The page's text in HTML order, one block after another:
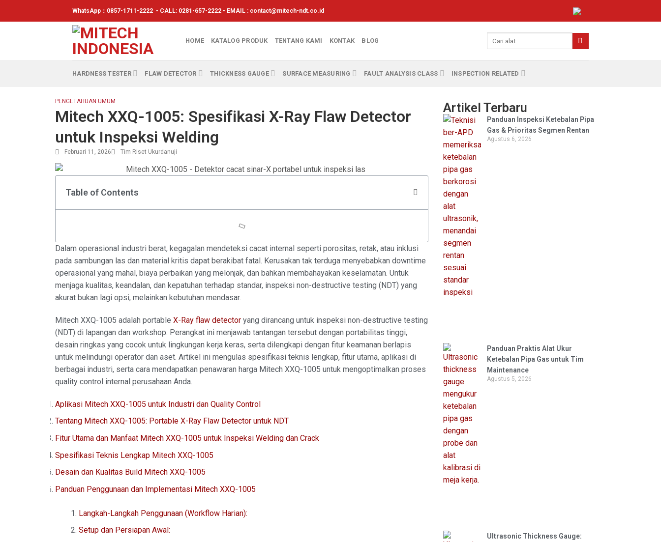
WhatsApp： 0857-1711-2222 • CALL: 0281-657-2222 • EMAIL : contact@mitech-ndt.co.id
HOME KATALOG PRODUK TENTANG KAMI KONTAK BLOG
HARDNESS TESTER FLAW DETECTOR THICKNESS GAUGE SURFACE MEASURING FAULT ANALYSIS CLASS INSPECTION RELATED
PENGETAHUAN UMUM
Mitech XXQ-1005: Spesifikasi X-Ray Flaw Detector
untuk Inspeksi Welding
Februari 11, 2026 Tim Riset Ukurdanuji
Table of Contents
Dalam operasional industri berat, kegagalan mendeteksi cacat internal seperti porositas, retak, atau inklusi
pada sambungan las dan material kritis dapat berakibat fatal. Kerusakan tak terduga menyebabkan downtime
operasional yang mahal, biaya perbaikan yang melonjak, dan bahkan membahayakan keselamatan. Untuk
menjaga kualitas, keandalan, dan kepatuhan terhadap standar, inspeksi non-destructive testing (NDT) yang
akurat bukan lagi opsi, melainkan kebutuhan mendasar.
Mitech XXQ-1005 adalah portable X-Ray flaw detector yang dirancang untuk inspeksi non-destructive testing
(NDT) di lapangan dan workshop. Perangkat ini menjawab tantangan tersebut dengan portabilitas tinggi,
desain ringkas yang cocok untuk lingkungan kerja keras, serta dilengkapi dengan fitur keamanan berlapis
untuk melindungi operator dan aset. Artikel ini mengulas spesifikasi teknis lengkap, fitur utama, aplikasi di
berbagai industri, serta cara mendapatkan penawaran harga Mitech XXQ-1005 untuk mengoptimalkan proses
quality control internal perusahaan Anda.
Aplikasi Mitech XXQ-1005 untuk Industri dan Quality Control
Tentang Mitech XXQ-1005: Portable X-Ray Flaw Detector untuk NDT
Fitur Utama dan Manfaat Mitech XXQ-1005 untuk Inspeksi Welding dan Crack
Spesifikasi Teknis Lengkap Mitech XXQ-1005
Desain dan Kualitas Build Mitech XXQ-1005
Panduan Penggunaan dan Implementasi Mitech XXQ-1005
Langkah-Langkah Penggunaan (Workflow Harian):
Setup dan Persiapan Awal:
Artikel Terbaru
Panduan Inspeksi Ketebalan Pipa
Gas & Prioritas Segmen Rentan
Agustus 6, 2026
Panduan Praktis Alat Ukur
Ketebalan Pipa Gas untuk Tim
Maintenance
Agustus 5, 2026
Ultrasonic Thickness Gauge: